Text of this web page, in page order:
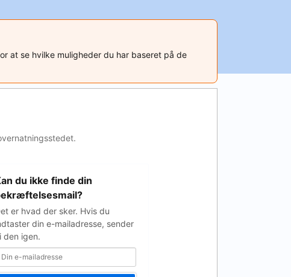
at se hvilke muligheder du har baseret på de
du ikke finde din
er hvad der sker. Hvis du
din e-mailadresse, sender
den igen.